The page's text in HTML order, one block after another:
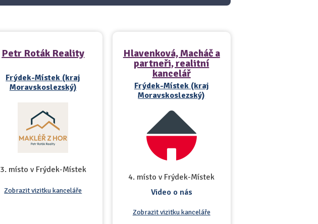
Petr Roták Reality
Frýdek-Místek (kraj
Moravskoslezský)
3. místo v Frýdek-Místek
Zobrazit vizitku kanceláře
Hlavenková, Macháč a
partneři, realitní
kancelář
Frýdek-Místek (kraj
Moravskoslezský)
4. místo v Frýdek-Místek
Video o nás
Zobrazit vizitku kanceláře